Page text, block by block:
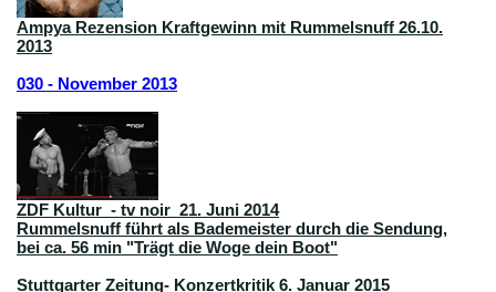
Ampya Rezension Kraftgewinn mit Rummelsnuff 26.10.
2013
030 - November 2013
ZDF Kultur - tv noir 21. Juni 2014
Rummelsnuff führt als Bademeister durch die Sendung,
bei ca. 56 min "Trägt die Woge dein Boot"
Stuttgarter Zeitung- Konzertkritik 6. Januar 2015